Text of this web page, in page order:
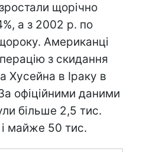
щорічно
а з 2002 р. по
Американці
з скидання
в Іраку в
офіційними даними
більше 2,5 тис.
майже 50 тис.